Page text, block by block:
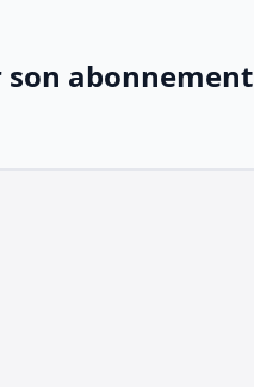
abonnement